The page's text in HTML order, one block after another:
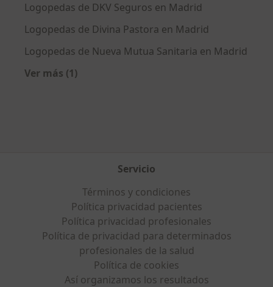
Logopedas de DKV Seguros en Madrid
Logopedas de Divina Pastora en Madrid
Logopedas de Nueva Mutua Sanitaria en Madrid
Ver más (1)
Servicio
Términos y condiciones
Política privacidad pacientes
Política privacidad profesionales
Política de privacidad para determinados
profesionales de la salud
Política de cookies
Así organizamos los resultados